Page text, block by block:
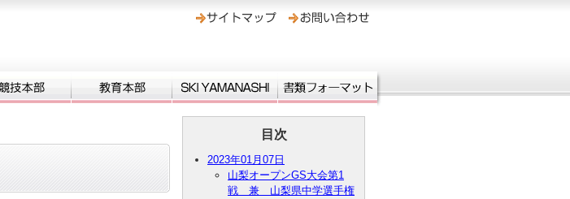
目次
2023年01月07日
山梨オープンGS大会第1
戦 兼 山梨県中学選手権